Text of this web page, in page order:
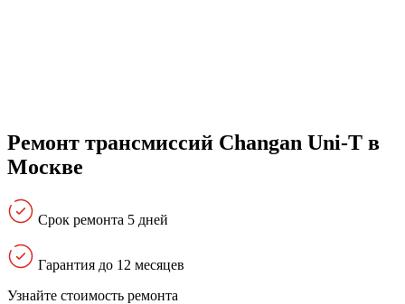
Ремонт трансмиссий Changan Uni-T в
Москве
Срок ремонта 5 дней
Гарантия до 12 месяцев
Узнайте стоимость ремонта